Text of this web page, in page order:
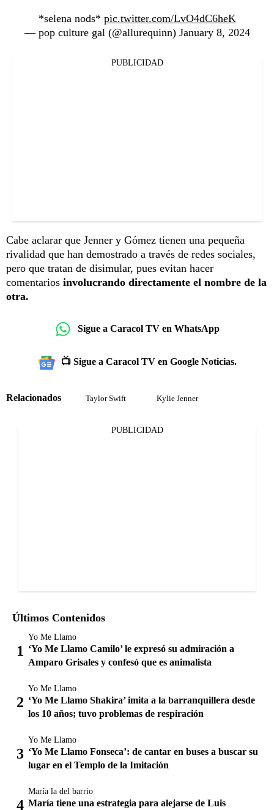
*selena nods* pic.twitter.com/LvO4dC6heK
— pop culture gal (@allurequinn) January 8, 2024
PUBLICIDAD
Cabe aclarar que Jenner y Gómez tienen una pequeña
rivalidad que han demostrado a través de redes sociales,
pero que tratan de disimular, pues evitan hacer
comentarios involucrando directamente el nombre de la
otra.
Sigue a Caracol TV en WhatsApp
📺 Sigue a Caracol TV en Google Noticias.
Relacionados Taylor Swift Kylie Jenner
PUBLICIDAD
Últimos Contenidos
Yo Me Llamo
‘Yo Me Llamo Camilo’ le expresó su admiración a
Amparo Grisales y confesó que es animalista
Yo Me Llamo
‘Yo Me Llamo Shakira’ imita a la barranquillera desde
los 10 años; tuvo problemas de respiración
Yo Me Llamo
‘Yo Me Llamo Fonseca’: de cantar en buses a buscar su
lugar en el Templo de la Imitación
María la del barrio
María tiene una estrategia para alejarse de Luis